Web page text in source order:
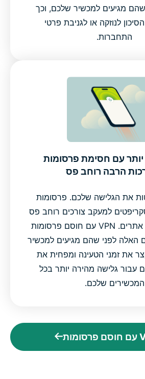
שהם מגיעים למכשיר שלכם, וכך
לנוזקה או לגניבת פרטי
התחברות.
עם חסימת פרסומות
הרבה רוחב פס
את הגלישה שלכם. פרסומות
למעקב צורכים רוחב פס
ומעכבים טעינת אתרים. VPN עם חוסם פרסומות
האלה לפני שהם מגיעים למכשיר
את זמני הטעינה ומפחית את
עבור גלישה מהירה יותר בכל
המכשירים שלכם.